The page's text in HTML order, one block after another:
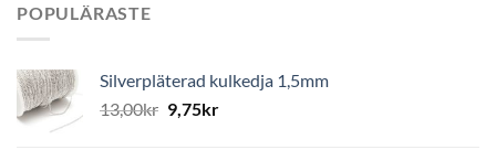
POPULÄRASTE
Silverpläterad kulkedja 1,5mm
13,00kr 9,75kr